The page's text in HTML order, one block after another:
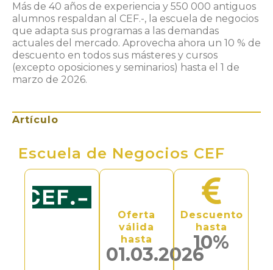
Más de 40 años de experiencia y 550 000 antiguos
alumnos respaldan al CEF.-, la escuela de negocios
que adapta sus programas a las demandas
actuales del mercado. Aprovecha ahora un 10 % de
descuento en todos sus másteres y cursos
(excepto oposiciones y seminarios) hasta el 1 de
marzo de 2026.
Artículo
Escuela de Negocios CEF
Oferta
válida
hasta
01.03.2026
Descuento
hasta
10%